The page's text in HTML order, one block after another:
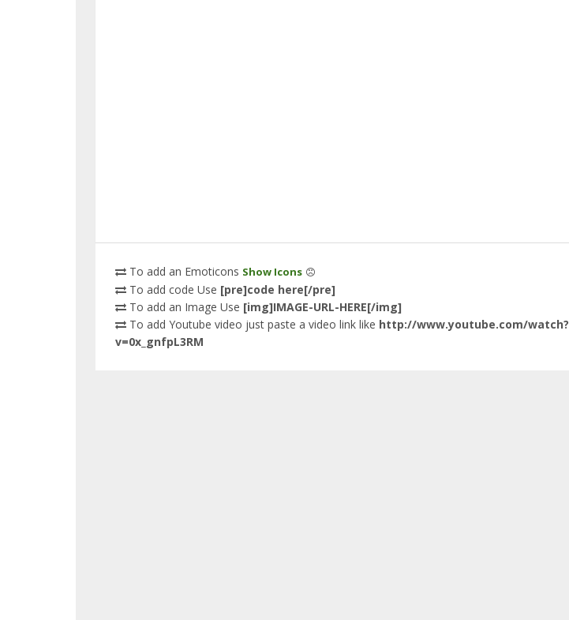
To add an Emoticons Show Icons
To add code Use [pre]code here[/pre]
To add an Image Use [img]IMAGE-URL-HERE[/img]
To add Youtube video just paste a video link like http://www.youtube.com/watch?
v=0x_gnfpL3RM